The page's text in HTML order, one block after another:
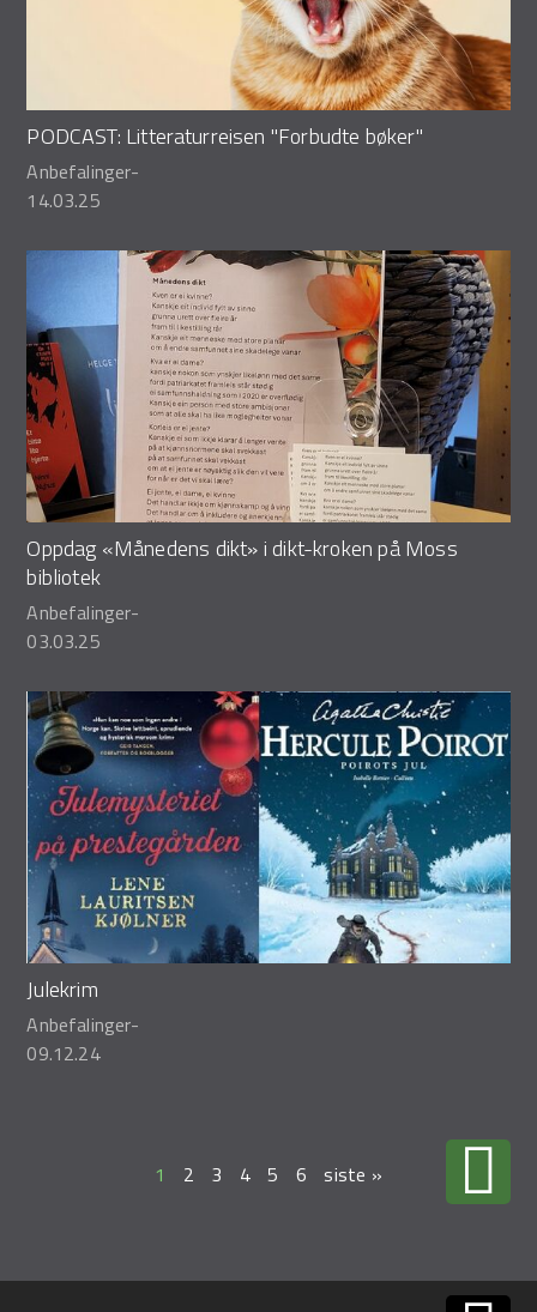
PODCAST: Litteraturreisen "Forbudte bøker"
Anbefalinger-
14.03.25
Oppdag «Månedens dikt» i dikt-kroken på Moss
bibliotek
Anbefalinger-
03.03.25
Julekrim
Anbefalinger-
09.12.24
1 2 3 4 5 6 siste »